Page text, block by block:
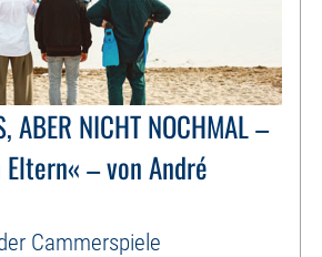
ABER NICHT NOCHMAL –
– von André
Cammerspiele